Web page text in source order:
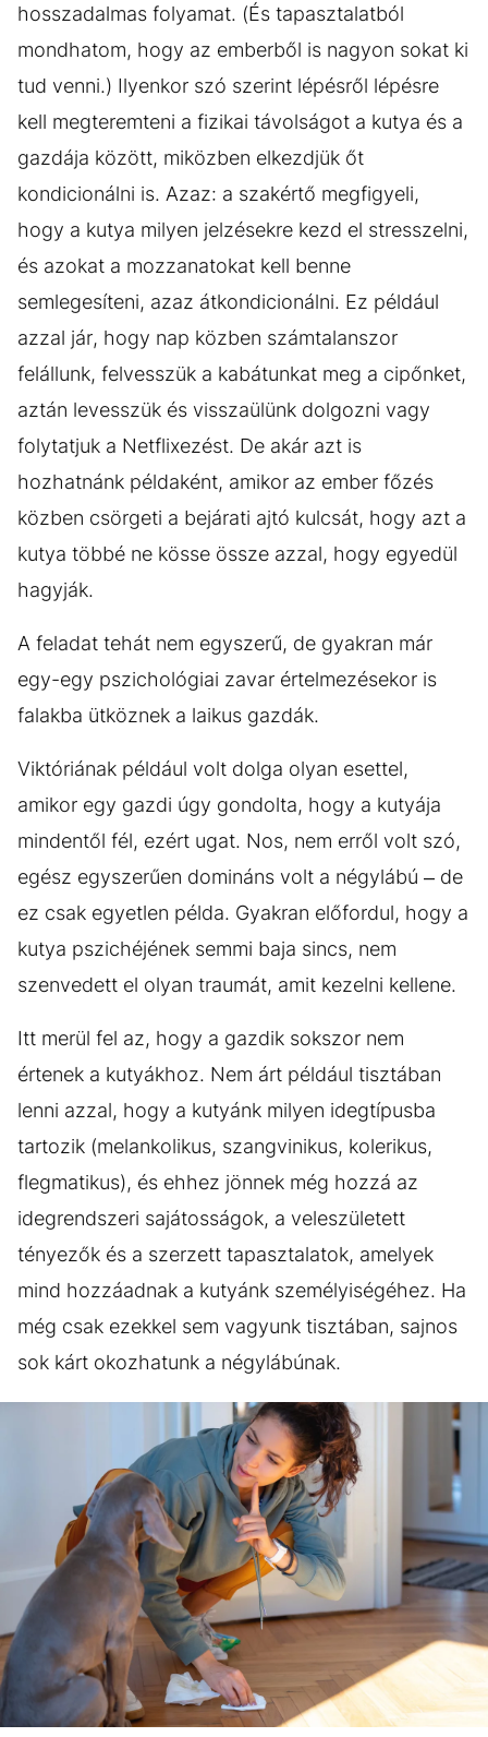
hosszadalmas folyamat. (És tapasztalatból
mondhatom, hogy az emberből is nagyon sokat ki
tud venni.) Ilyenkor szó szerint lépésről lépésre
kell megteremteni a fizikai távolságot a kutya és a
gazdája között, miközben elkezdjük őt
kondicionálni is. Azaz: a szakértő megfigyeli,
hogy a kutya milyen jelzésekre kezd el stresszelni,
és azokat a mozzanatokat kell benne
semlegesíteni, azaz átkondicionálni. Ez például
azzal jár, hogy nap közben számtalanszor
felállunk, felvesszük a kabátunkat meg a cipőnket,
aztán levesszük és visszaülünk dolgozni vagy
folytatjuk a Netflixezést. De akár azt is
hozhatnánk példaként, amikor az ember főzés
közben csörgeti a bejárati ajtó kulcsát, hogy azt a
kutya többé ne kösse össze azzal, hogy egyedül
hagyják.
A feladat tehát nem egyszerű, de gyakran már
egy-egy pszichológiai zavar értelmezésekor is
falakba ütköznek a laikus gazdák.
Viktóriának például volt dolga olyan esettel,
amikor egy gazdi úgy gondolta, hogy a kutyája
mindentől fél, ezért ugat. Nos, nem erről volt szó,
egész egyszerűen domináns volt a négylábú – de
ez csak egyetlen példa. Gyakran előfordul, hogy a
kutya pszichéjének semmi baja sincs, nem
szenvedett el olyan traumát, amit kezelni kellene.
Itt merül fel az, hogy a gazdik sokszor nem
értenek a kutyákhoz. Nem árt például tisztában
lenni azzal, hogy a kutyánk milyen idegtípusba
tartozik (melankolikus, szangvinikus, kolerikus,
flegmatikus), és ehhez jönnek még hozzá az
idegrendszeri sajátosságok, a veleszületett
tényezők és a szerzett tapasztalatok, amelyek
mind hozzáadnak a kutyánk személyiségéhez. Ha
még csak ezekkel sem vagyunk tisztában, sajnos
sok kárt okozhatunk a négylábúnak.